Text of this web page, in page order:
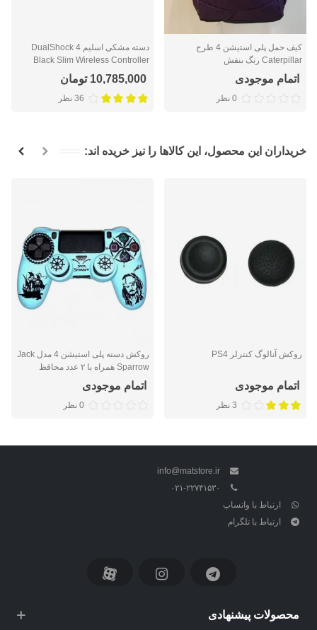
کیف حمل پلی استیشن 4 طرح
Caterpillar رنگ بنفش
اتمام موجودی
0 نظر
دسته مشکی اسلیم DualShock 4
Black Slim Wireless Controller
10,785,000 تومان
36 نظر
خریداران این محصول، این کالاها را نیز خریده اند:
روکش آنالوگ کنترلر PS4
اتمام موجودی
3 نظر
روکش دسته پلی استیشن 4 مدل Jack
Sparrow همراه با ۲ عدد محافظ
آنالوگ
اتمام موجودی
0 نظر
info@matstore.ir
۰۲۱-۲۲۷۴۱۵۳۰
ارتباط با واتساپ
ارتباط با تلگرام
محصولات پیشنهادی